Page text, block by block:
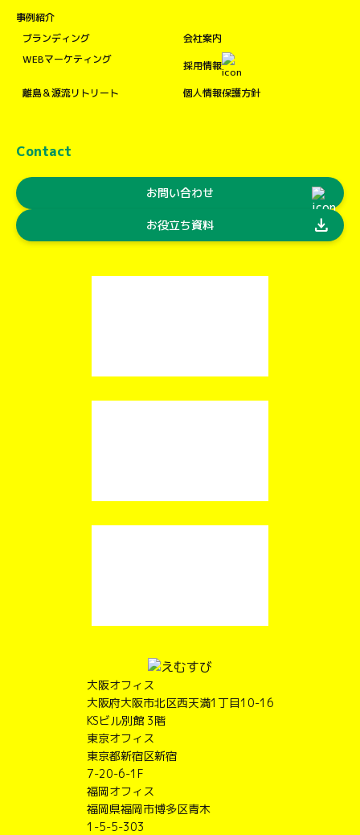
事例紹介
ブランディング
WEBマーケティング
離島＆源流リトリート
会社案内
採用情報
個人情報保護方針
Contact
お問い合わせ
お役立ち資料 download
大阪オフィス
大阪府大阪市北区西天満1丁目10-16
KSビル別館 3階
東京オフィス
東京都新宿区新宿
7-20-6-1F
福岡オフィス
福岡県福岡市博多区青木
1-5-5-303